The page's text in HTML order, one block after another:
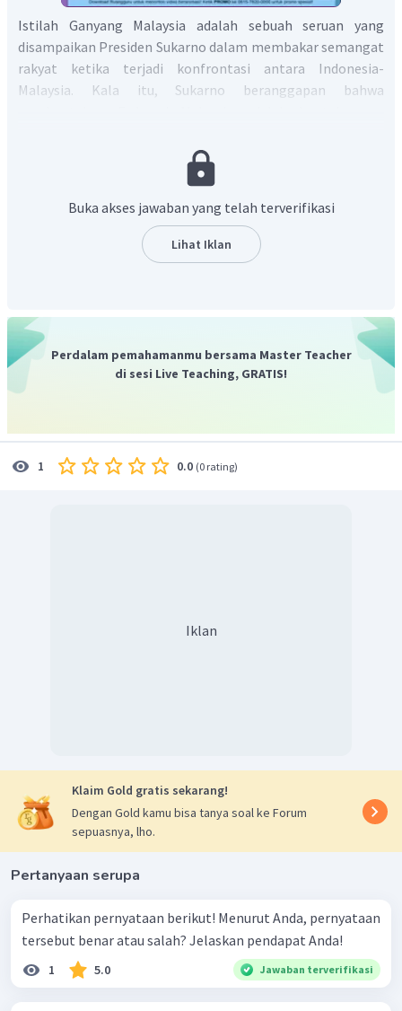
Istilah Ganyang Malaysia adalah sebuah seruan yang
disampaikan Presiden Sukarno dalam membakar semangat
rakyat ketika terjadi konfrontasi antara Indonesia-
Malaysia. Kala itu, Sukarno beranggapan bahwa
membahayakan revolusi Indonesia. Sukarno menilai,
Malaysia adalah boneka Inggris, dan langkah tersebut akan
ddihancurkan.
Dengan demikian sejarah Ganyang Malaysia adalah
konfrontasi antara Indonesia dengan Federasi Malaysia
Buka akses jawaban yang telah terverifikasi
Lihat Iklan
Perdalam pemahamanmu bersama Master Teacher
di sesi Live Teaching, GRATIS!
1 0.0 (0 rating)
Iklan
Klaim Gold gratis sekarang!
Dengan Gold kamu bisa tanya soal ke Forum
sepuasnya, lho.
Pertanyaan serupa
Perhatikan pernyataan berikut! Menurut Anda, pernyataan
tersebut benar atau salah? Jelaskan pendapat Anda!
1 5.0 Jawaban terverifikasi